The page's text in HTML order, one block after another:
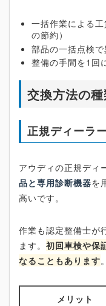
一括作業による
の節約）
部品の一括点検
整備の手間を1回
交換方法の
正規ディーラ
アウディの正規ディ
品と専用診断機器を
高いです。
作業も認定整備士が
ます。 初回車検や保
なることもあります。
メリット